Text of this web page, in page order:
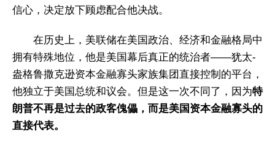
信心，决定放下顾虑配合他决战。
在历史上，美联储在美国政治、经济和金融格局中
拥有特殊地位，他是美国幕后真正的统治者——犹太-
盎格鲁撒克逊资本金融寡头家族集团直接控制的平台，
他独立于美国总统和议会。但是这一次不同了，因为特
朗普不再是过去的政客傀儡，而是美国资本金融寡头的
直接代表。